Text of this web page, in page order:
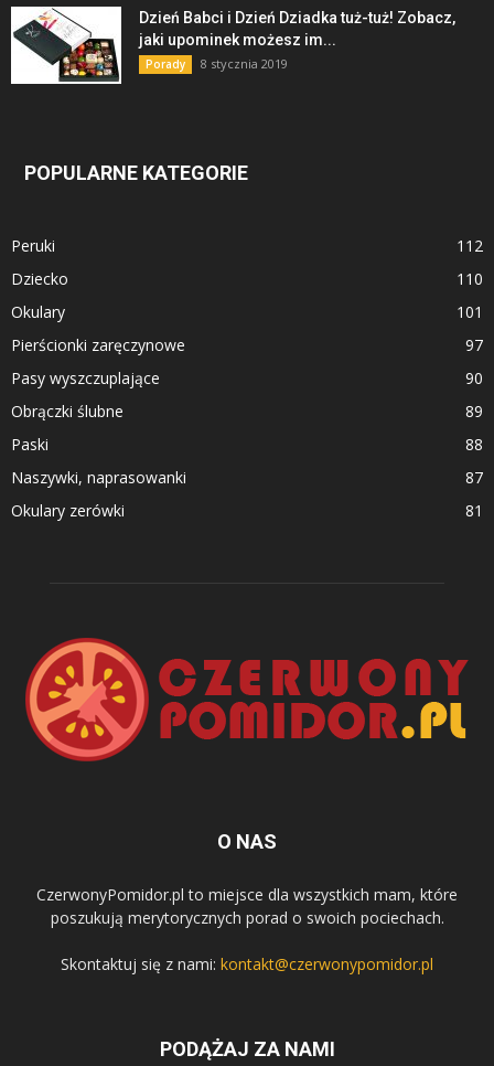
Dzień Babci i Dzień Dziadka tuż-tuż! Zobacz,
jaki upominek możesz im...
Porady 8 stycznia 2019
POPULARNE KATEGORIE
Peruki
112
Dziecko
110
Okulary
101
Pierścionki zaręczynowe
97
Pasy wyszczuplające
90
Obrączki ślubne
89
Paski
88
Naszywki, naprasowanki
87
Okulary zerówki
81
O NAS
CzerwonyPomidor.pl to miejsce dla wszystkich mam, które
poszukują merytorycznych porad o swoich pociechach.
Skontaktuj się z nami: kontakt@czerwonypomidor.pl
PODĄŻAJ ZA NAMI